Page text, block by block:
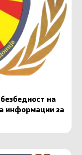
на
информации за